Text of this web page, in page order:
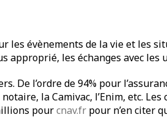
les évènements de la vie et les
approprié, les échanges avec
De l’ordre de 94% pour
la Camivac, l’Enim, etc.
pourcnav.fr pour n’en citer